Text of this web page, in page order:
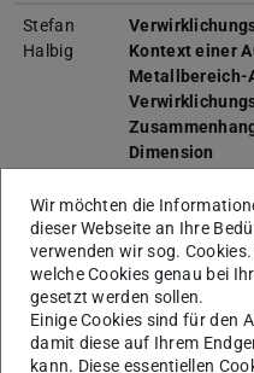
Stefan
Halbig
Kontext einer
Metallbereich-
Dimension
Josephine
Berger
Entwicklung
eines
Wir möchten die
dieser Webseite an Ihre
verwenden wir sog.
welche Cookies genau bei
gesetzt werden sollen.
Einige Cookies sind für den
damit diese auf Ihrem
kann. Diese essentiellen